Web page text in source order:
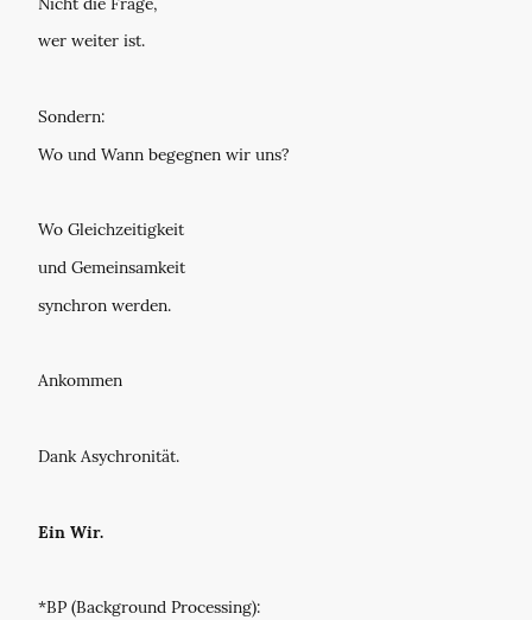
wer weiter ist.
Sondern:
Wo und Wann begegnen wir uns?
Wo Gleichzeitigkeit
und Gemeinsamkeit
synchron werden.
Ankommen
Dank Asychronität.
Ein Wir.
*BP (Background Processing):